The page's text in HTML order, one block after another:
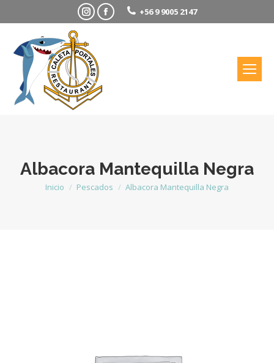
InstagramFacebook+56 9 9005 2147
Albacora Mantequilla Negra
Inicio Pescados Albacora Mantequilla Negra